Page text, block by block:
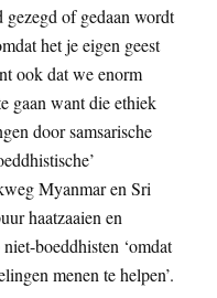
of gedaan wordt
het je eigen geest
ook dat we enorm
gaan want die ethiek
door samsarische
Myanmar en Sri
haatzaaien en
boeddhisten ‘omdat
menen te helpen’.